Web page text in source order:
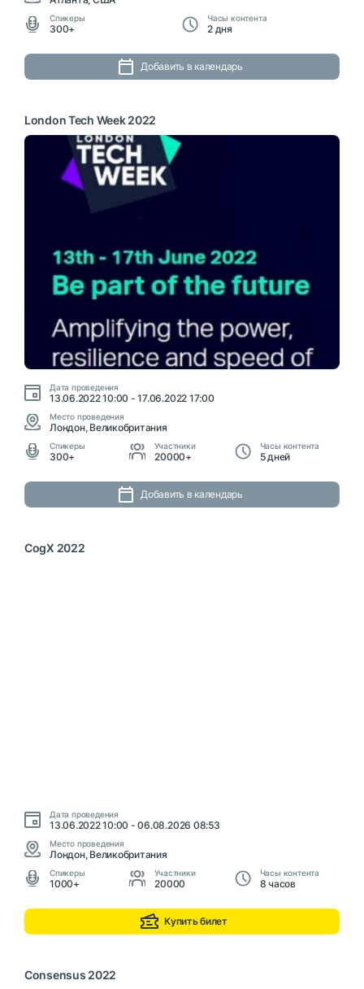
Cпикеры
300+
Часы контента
2 дня
Добавить в календарь
London Tech Week 2022
Дата проведения
13.06.2022 10:00 - 17.06.2022 17:00
Место проведения
Лондон, Великобритания
Cпикеры
300+
Участники
20000+
Часы контента
5 дней
Добавить в календарь
CogX 2022
Дата проведения
13.06.2022 10:00 - 06.08.2026 08:53
Место проведения
Лондон, Великобритания
Cпикеры
1000+
Участники
20000
Часы контента
8 часов
Купить билет
Consensus 2022